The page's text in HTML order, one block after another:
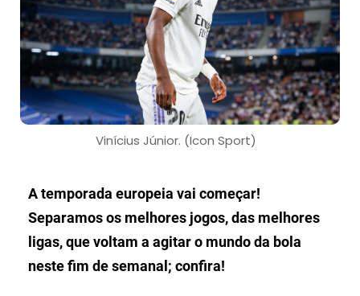
Vinícius Júnior. (Icon Sport)
A temporada europeia vai começar!
Separamos os melhores jogos, das melhores
ligas, que voltam a agitar o mundo da bola
neste fim de semanal; confira!